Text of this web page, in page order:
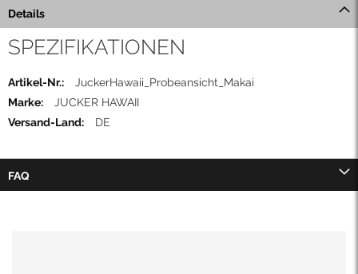
Details
SPEZIFIKATIONEN
Mehr
Informationen
JuckerHawaii_Probeansicht_Makai
JUCKER HAWAII
DE
FAQ